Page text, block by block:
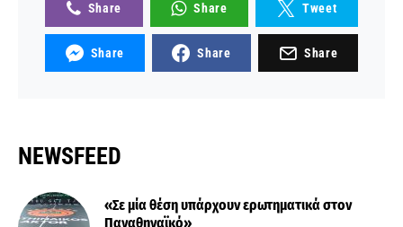
Share Share Tweet
Share Share Share
NEWSFEED
«Σε μία θέση υπάρχουν ερωτηματικά στον
Παναθηναϊκό»